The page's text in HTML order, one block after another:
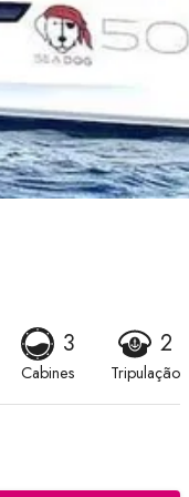
3
Cabines
2
Tripulação